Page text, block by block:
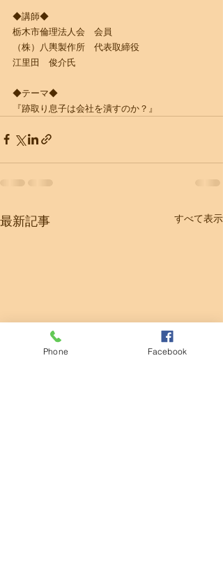
◆講師◆
栃木市倫理法人会　会員
（株）八輿製作所　代表取締役
江里田　俊介氏
◆テーマ◆
『跡取り息子は会社を潰すのか？』
最新記事 すべて表示
Phone Facebook